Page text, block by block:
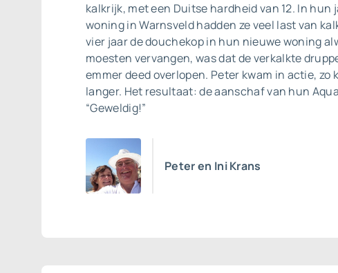
kalkrijk, met een Duitse hardheid van 12. In hun
woning in Warnsveld hadden ze veel last van
vier jaar de douchekop in hun nieuwe woning
moesten vervangen, was dat de verkalkte
emmer deed overlopen. Peter kwam in actie, zo
langer. Het resultaat: de aanschaf van hun
“Geweldig!”
Peter en Ini Krans